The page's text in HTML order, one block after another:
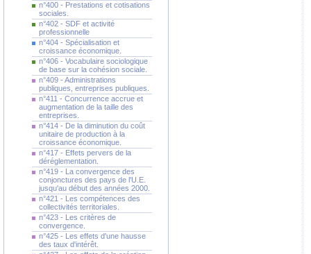
n°400 - Prestations et cotisations
sociales.
n°402 - SDF et activité
professionnelle
n°404 - Spécialisation et
croissance économique.
n°406 - Vocabulaire sociologique
de base sur la cohésion sociale.
n°409 - Administrations
publiques, entreprises publiques.
n°411 - Concurrence accrue et
augmentation de la taille des
entreprises.
n°414 - De la diminution du coût
unitaire de production à la
croissance économique.
n°417 - Effets pervers de la
déréglementation.
n°419 - La convergence des
conjonctures des pays de l'U.E.
jusqu'au début des années 2000.
n°421 - Les compétences des
collectivités territoriales.
n°423 - Les critères de
convergence.
n°425 - Les effets d'une hausse
des taux d'intérêt.